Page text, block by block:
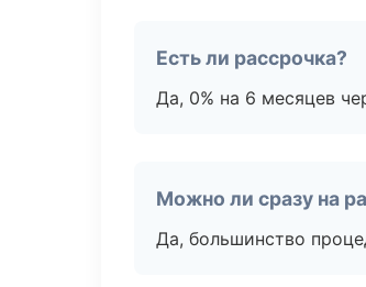
Есть ли рассрочка?
Да, 0% на 6 месяцев
Можно ли сразу на
Да, большинство